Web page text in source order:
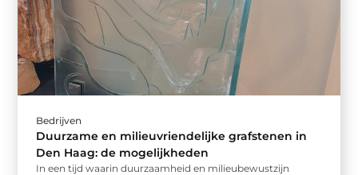
Bedrijven
Duurzame en milieuvriendelijke grafstenen in
Den Haag: de mogelijkheden
In een tijd waarin duurzaamheid en milieubewustzijn